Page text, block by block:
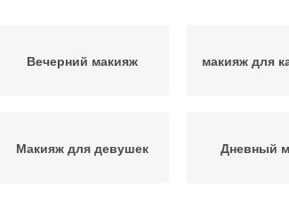
Вечерний макияж макияж для
Макияж для девушек Дневный